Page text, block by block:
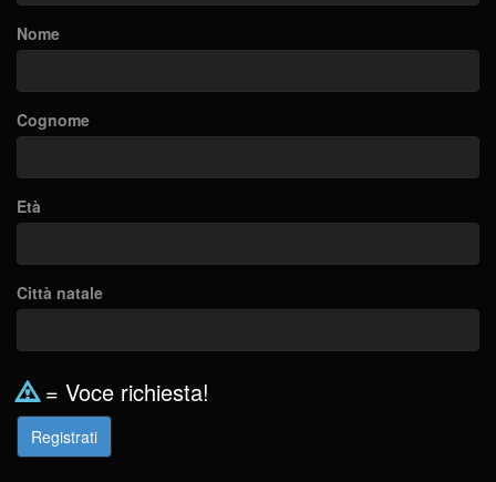
Nome
Cognome
Età
Città natale
= Voce richiesta!